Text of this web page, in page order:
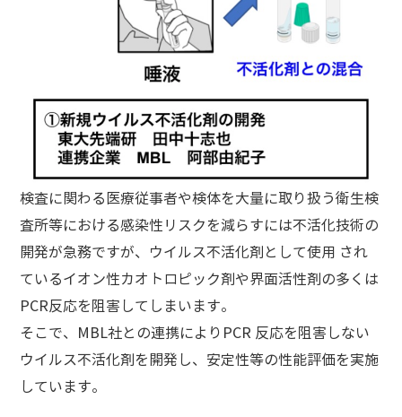
検査に関わる医療従事者や検体を大量に取り扱う衛生検
査所等における感染性リスクを減らすには不活化技術の
開発が急務ですが、ウイルス不活化剤として使用 され
ているイオン性カオトロピック剤や界面活性剤の多くは
PCR反応を阻害してしまいます。
そこで、MBL社との連携によりPCR 反応を阻害しない
ウイルス不活化剤を開発し、安定性等の性能評価を実施
しています。